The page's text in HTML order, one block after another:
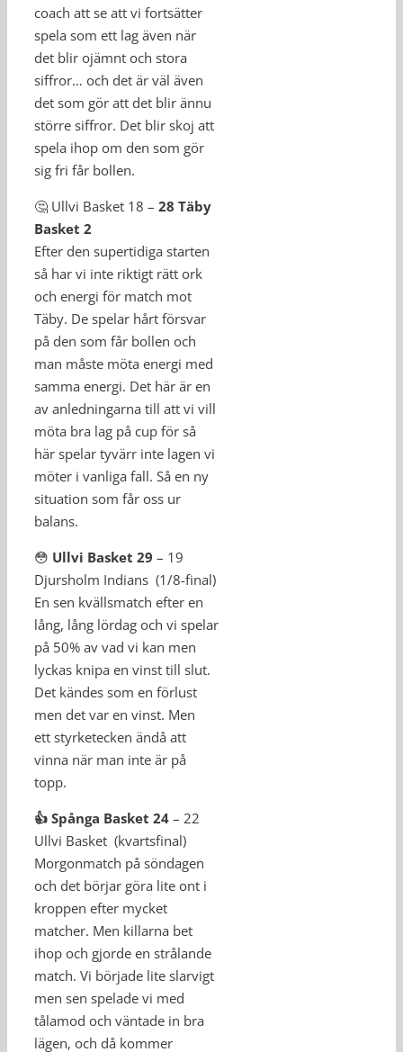
coach att se att vi fortsätter
spela som ett lag även när
det blir ojämnt och stora
siffror… och det är väl även
det som gör att det blir ännu
större siffror. Det blir skoj att
spela ihop om den som gör
sig fri får bollen.
🤔 Ullvi Basket 18 – 28 Täby
Basket 2
Efter den supertidiga starten
så har vi inte riktigt rätt ork
och energi för match mot
Täby. De spelar hårt försvar
på den som får bollen och
man måste möta energi med
samma energi. Det här är en
av anledningarna till att vi vill
möta bra lag på cup för så
här spelar tyvärr inte lagen vi
möter i vanliga fall. Så en ny
situation som får oss ur
balans.
😳 Ullvi Basket 29 – 19
Djursholm Indians (1/8-final)
En sen kvällsmatch efter en
lång, lång lördag och vi spelar
på 50% av vad vi kan men
lyckas knipa en vinst till slut.
Det kändes som en förlust
men det var en vinst. Men
ett styrketecken ändå att
vinna när man inte är på
topp.
👍 Spånga Basket 24 – 22
Ullvi Basket (kvartsfinal)
Morgonmatch på söndagen
och det börjar göra lite ont i
kroppen efter mycket
matcher. Men killarna bet
ihop och gjorde en strålande
match. Vi började lite slarvigt
men sen spelade vi med
tålamod och väntade in bra
lägen, och då kommer